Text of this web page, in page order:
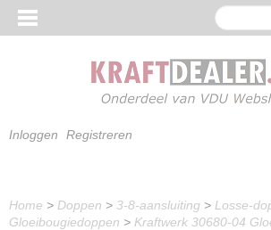
Inloggen Registreren
Home > Doppen > 3-8-aansluiting > Losse-
Gloeibougiedoppen > Kraftwerk 30680-04